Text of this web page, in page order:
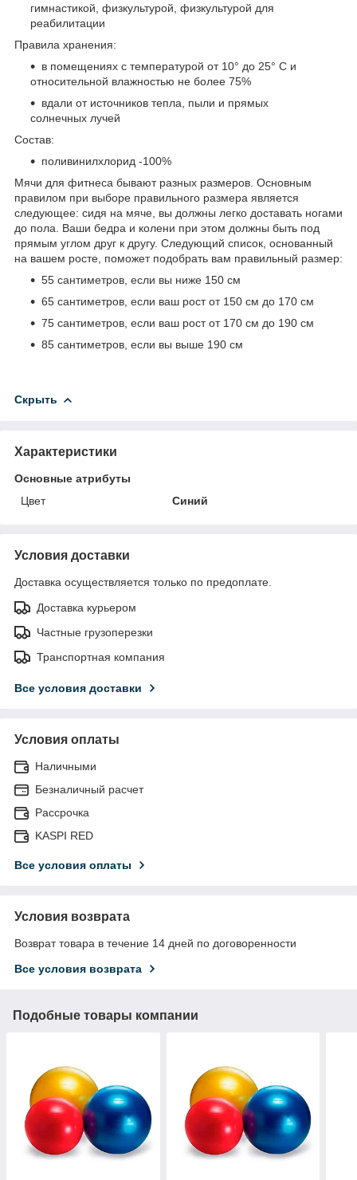
гимнастикой, физкультурой, физкультурой для
реабилитации
Правила хранения:
в помещениях с температурой от 10° до 25° С и
относительной влажностью не более 75%
вдали от источников тепла, пыли и прямых
солнечных лучей
Состав:
поливинилхлорид -100%
Мячи для фитнеса бывают разных размеров. Основным
правилом при выборе правильного размера является
следующее: сидя на мяче, вы должны легко доставать ногами
до пола. Ваши бедра и колени при этом должны быть под
прямым углом друг к другу. Следующий список, основанный
на вашем росте, поможет подобрать вам правильный размер:
55 сантиметров, если вы ниже 150 см
65 сантиметров, если ваш рост от 150 см до 170 см
75 сантиметров, если ваш рост от 170 см до 190 см
85 сантиметров, если вы выше 190 см
Скрыть
Характеристики
Основные атрибуты
Цвет
Синий
Условия доставки
Доставка осуществляется только по предоплате.
Доставка курьером
Частные грузоперезки
Транспортная компания
Все условия доставки
Условия оплаты
Наличными
Безналичный расчет
Рассрочка
KASPI RED
Все условия оплаты
Условия возврата
Возврат товара в течение 14 дней по договоренности
Все условия возврата
Подобные товары компании